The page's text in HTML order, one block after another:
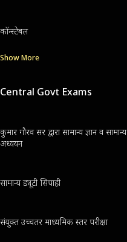
कॉन्स्टेबल
Show More
Central Govt Exams
कुमार गौरव सर द्वारा सामान्य ज्ञान व सामान्य
अध्ययन
सामान्य ड्यूटी सिपाही
संयुक्त उच्चतर माध्यमिक स्तर परीक्षा